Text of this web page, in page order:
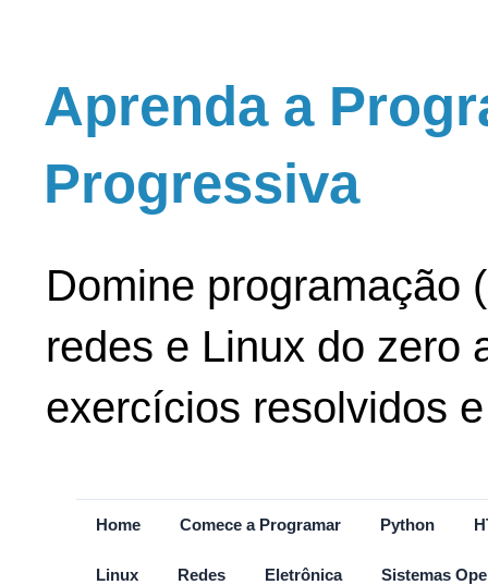
Aprenda a
Progressiva
Domine programação
redes e Linux do zero
exercícios resolvidos
Home Comece a Programar Python
Linux Redes Eletrônica Sistemas